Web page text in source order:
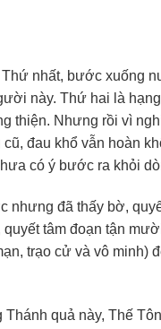
nhất, bước xuống
này. Thứ hai là
thiện. Nhưng rồi vì
đau khổ vẫn hoàn
có ý bước ra khỏi
nhưng đã thấy bờ,
tâm đoạn tận
trạo cử và vô minh)
quả này, Thế